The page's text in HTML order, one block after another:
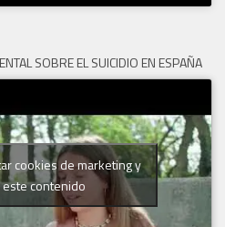
SOBRE EL SUICIDIO EN ESPAÑA
cookies de marketing y
contenido